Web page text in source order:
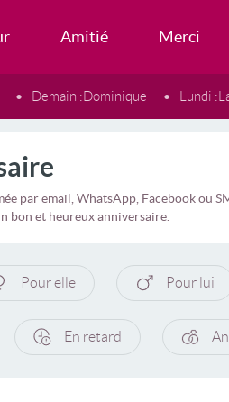
Amitié Merci
Demain :Dominique Lundi :
par email, WhatsApp, Facebook ou
bon et heureux anniversaire.
Pour elle Pour lui
En retard